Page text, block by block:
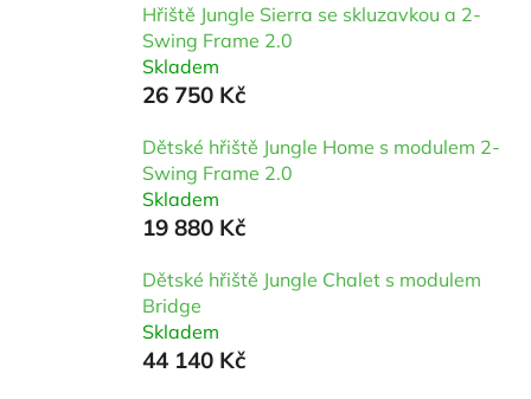
Hřiště Jungle Sierra se skluzavkou a 2-
Swing Frame 2.0
Skladem
26 750 Kč
Dětské hřiště Jungle Home s modulem 2-
Swing Frame 2.0
Skladem
19 880 Kč
Dětské hřiště Jungle Chalet s modulem
Bridge
Skladem
44 140 Kč